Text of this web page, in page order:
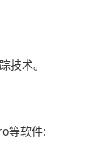
技术。
等软件: